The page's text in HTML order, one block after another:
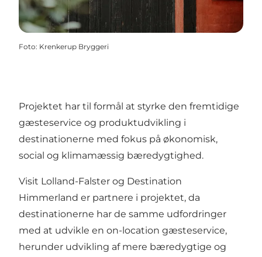
Foto: Krenkerup Bryggeri
Projektet har til formål at styrke den fremtidige
gæsteservice og produktudvikling i
destinationerne med fokus på økonomisk,
social og klimamæssig bæredygtighed.
Visit Lolland-Falster og Destination
Himmerland er partnere i projektet, da
destinationerne har de samme udfordringer
med at udvikle en on-location gæsteservice,
herunder udvikling af mere bæredygtige og